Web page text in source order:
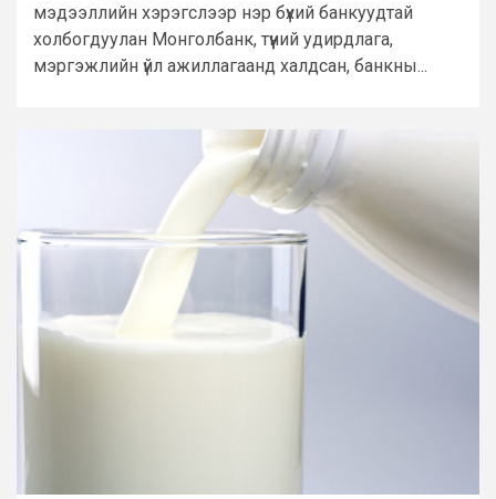
мэдээллийн хэрэгслээр нэр бүхий банкуудтай
холбогдуулан Монголбанк, түүний удирдлага,
мэргэжлийн үйл ажиллагаанд халдсан, банкны...